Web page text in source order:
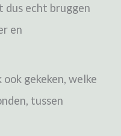
dus echt bruggen
en
gekeken, welke
tussen